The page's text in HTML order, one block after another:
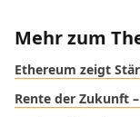
Mehr zum
Ethereum zeigt
Rente der Zukunft